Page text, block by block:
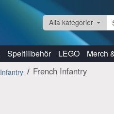
Alla kategorier
Speltillbehör LEGO Merch
French Infantry